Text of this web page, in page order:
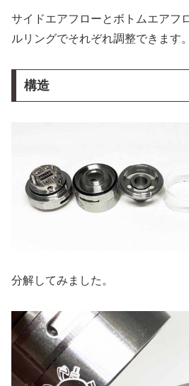
サイドエアフローとボトムエアフ
ルリングでそれぞれ調整できます。
構造
分解してみました。